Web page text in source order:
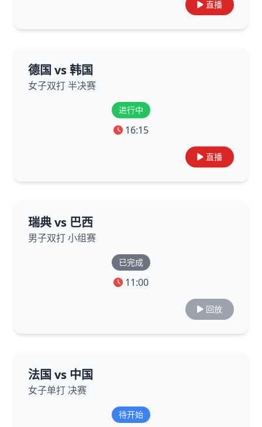
直播
德国 vs 韩国
女子双打 半决赛
进行中
16:15
直播
瑞典 vs 巴西
男子双打 小组赛
已完成
11:00
回放
法国 vs 中国
女子单打 决赛
待开始